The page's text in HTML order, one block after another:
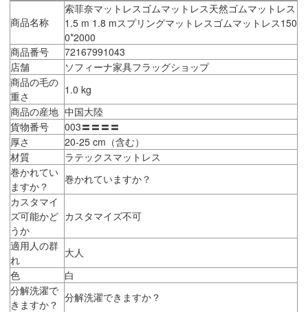
商品名称
索菲奈マットレスゴムマットレス天然ゴムマットレス
1.5 m 1.8 mスプリングマットレスゴムマットレス150
0*2000
商品番号
72167991043
店舗
ソフィーナ家具フラッグショップ
商品の毛の
重さ
1.0 kg
商品の産地 中国大陸
貨物番号
003〓〓〓〓
厚さ
20-25 cm（含む）
材質
ラテックスマットレス
巻かれてい
ますか？
巻かれていますか？
カスタマイ
ズ可能かど
うか
カスタマイズ不可
適用人の群
れ
大人
色
白
分解洗濯で
きますか？
分解洗濯できますか？